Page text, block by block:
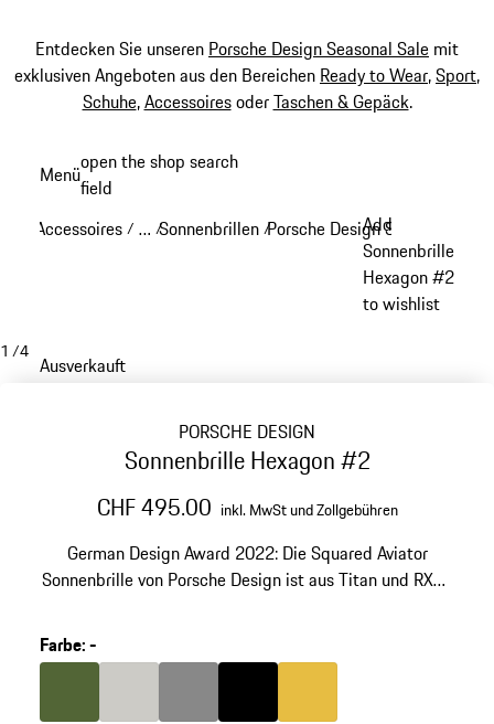
Entdecken Sie unseren Porsche Design Seasonal Sale mit
exklusiven Angeboten aus den Bereichen Ready to Wear,Sport,
Schuhe,AccessoiresoderTaschen & Gepäck.
Hauptinhalt
Menüopen the shop search
field
Accessoires / …
Reveal collapsed breadcrumb items
/Sonnenbrillen /Porsche Design Sonnenbrillen
Add
Sonnenbrille
Hexagon #2
to wishlist
1 /4
Ausverkauft
PORSCHE DESIGN
Sonnenbrille Hexagon #2
CHF 495.00 inkl. MwSt und Zollgebühren
German Design Award 2022: Die Squared Aviator
Sonnenbrille von Porsche Design ist aus Titan und RXP®
Farbe:-